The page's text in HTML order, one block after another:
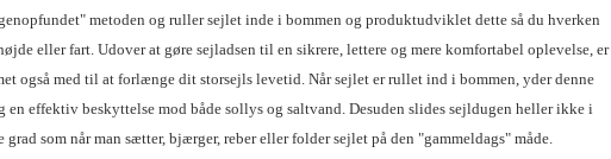
metoden og ruller sejlet inde i bommen og produktudviklet dette så du hverken
eller fart. Udover at gøre sejladsen til en sikrere, lettere og mere komfortabel oplevelse, er
også med til at forlænge dit storsejls levetid. Når sejlet er rullet ind i bommen, yder denne
en effektiv beskyttelse mod både sollys og saltvand. Desuden slides sejldugen heller ikke i
grad som når man sætter, bjærger, reber eller folder sejlet på den "gammeldags" måde.